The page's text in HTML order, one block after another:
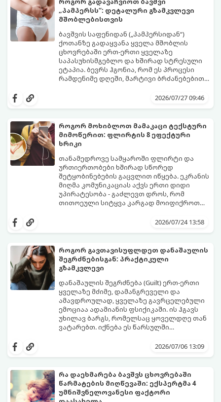
„პამპერსს“: დეტალური გზამკვლევი
მშობლებისთვის
ბავშვის საფენიდან („პამპერსიდან“)
ქოთანზე გადაყვანა ყველა მშობლის
ცხოვრებაში ერთ-ერთი ყველაზე
საპასუხისმგებლო და ხშირად სტრესული
ეტაპია. ბევრს ჰგონია, რომ ეს პროცესი
რამდენიმე დღეში, მარტივი ბრძანებებით
ფიზიოლოგიური და ფსიქოლოგიური
მოთმინებას მოითხოვს.
როგორ გახადოთ ეს პროცესი2026/07/27 09:46
როგორ მოხიბლოთ მამაკაცი ტექსტური
მიმოწერით: ფლირტის 8 ეფექტური
ხრიკი
თანამედროვე სამყაროში ფლირტი და
ურთიერთობები ხშირად სწორედ
შეტყობინებების გაცვლით იწყება. ეკრანის
მიღმა კომუნიკაციას აქვს ერთი დიდი
უპირატესობა - გაძლევთ დროს, რომ
თითოეული სიტყვა კარგად მოიფიქროთ
მოაცილოს და მოუთმენლად ელოდოს
წესი:
2026/07/24 13:58
როგორ გავთავისუფლდეთ დანაშაულის
შეგრძნებისგან: პრაქტიკული
გზამკვლევი
დანაშაულის შეგრძნება (Guilt) ერთ-ერთი
ყველაზე მძიმე, დამანგრეველი და
ამავდროულად, ყველაზე გავრცელებული
ემოციაა ადამიანის ფსიქიკაში. ის ჰგავს
უხილავ ბარგს, რომელსაც ყოველდღე თან
ვატარებთ. იქნება ეს წარსულში
ტკენა, ოჯახის წევრებისთვის
გადაჭარბებული მოთხოვნები
-დანაშაულის განცდა შიგნიდან ფიტავს
ადამიანს და ართმევს მას აწმყოთი
ტკბობის უნარს.
დანაშაულის გრძნობას აქვს თავისი
საკუთარი თუ საზოგადოებრივი მორალური
კოდექსი. თუმცა, როდესაც ეს ემოცია
ქრონიკულ ფორმას იღებს, ის ნევროზულ,
ტოქსიკურ სინდრომად იქცევა.
გთავაზობთ პრაქტიკულ, ფსიქოლოგიურ
გზამკვლევს, თუ როგორ დაამუშაოთ
2026/07/06 13:09
რა დაეხმარება ბავშვს ცხოვრებაში
წარმატების მიღწევაში: ექსპერტმა 4
უმნიშვნელოვანესი ფაქტორი